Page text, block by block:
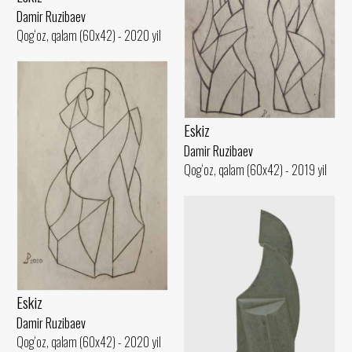
Damir Ruzibaev
Qog‘oz, qalam (60x42) - 2020 yil
Eskiz
Damir Ruzibaev
Qog‘oz, qalam (60x42) - 2019 yil
Eskiz
Damir Ruzibaev
Qog‘oz, qalam (60x42) - 2020 yil